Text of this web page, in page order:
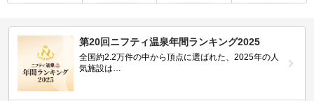
第20回ニフティ温泉年間ランキング2025
全国約2.2万件の中から頂点に選ばれた、2025年の人
気施設は…